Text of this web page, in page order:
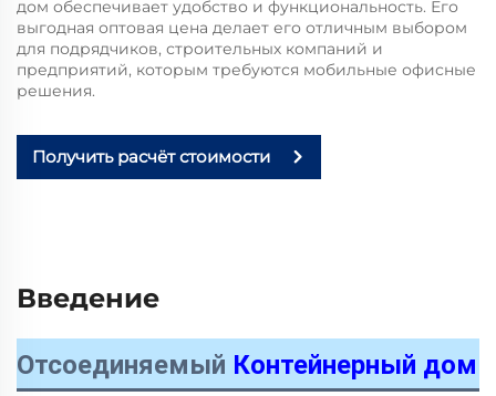
дом обеспечивает удобство и функциональность. Его
выгодная оптовая цена делает его отличным выбором
для подрядчиков, строительных компаний и
предприятий, которым требуются мобильные офисные
решения.
Получить расчёт стоимости
Введение
Отсоединяемый Контейнерный дом